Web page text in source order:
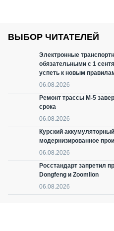
ВЫБОР ЧИТАТЕЛЕЙ
Электронные
обязательными с 1
успеть к новым
06.08.2026
Ремонт трассы М-5
срока
06.08.2026
Курский
модернизированное
06.08.2026
Росстандарт запретил
Dongfeng и Zoomlion
06.08.2026